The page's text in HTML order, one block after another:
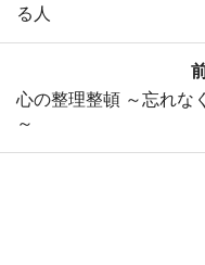
心の整理整頓 ～忘れな
～
る人